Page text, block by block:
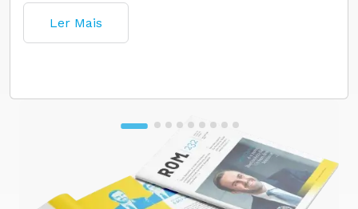
Ler Mais